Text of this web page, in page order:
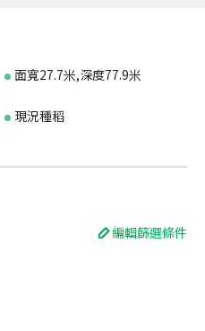
面寬27.7米,深度77.9米
現況種稻
編輯篩選條件